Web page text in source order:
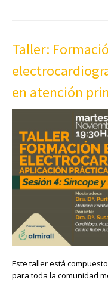
Taller:
en atención
Este taller está
para toda la comunidad